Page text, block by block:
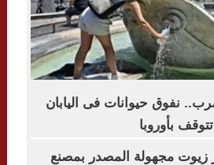
نفوق حيوانات فى اليابان
بأوروبا
لتر زيوت مجهولة المصدر بمصنع